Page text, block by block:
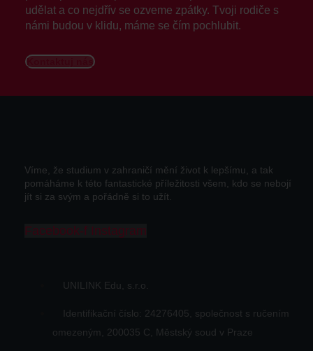
udělat a co nejdřív se ozveme zpátky. Tvoji rodiče s
námi budou v klidu, máme se čím pochlubit.
Kontaktuj nás
Víme, že studium v zahraničí mění život k lepšímu, a tak
pomáháme k této fantastické příležitosti všem, kdo se nebojí
jít si za svým a pořádně si to užít.
Facebook-f Instagram
UNILINK Edu, s.r.o.
Identifikační číslo: 24276405, společnost s ručením
omezeným, 200035 C, Městský soud v Praze